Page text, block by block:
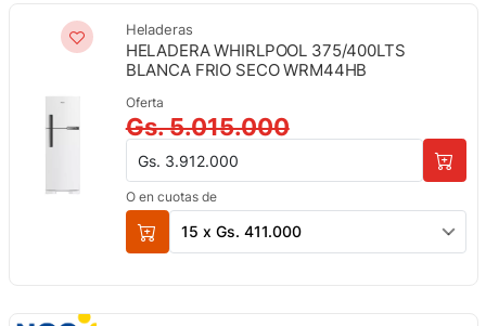
Heladeras
HELADERA WHIRLPOOL 375/400LTS
BLANCA FRIO SECO WRM44HB
Oferta
Gs. 5.015.000
Gs. 3.912.000
O en cuotas de
15 x Gs. 411.000